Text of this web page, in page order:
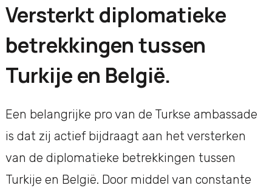
Versterkt diplomatieke
betrekkingen tussen
Turkije en België.
Een belangrijke pro van de Turkse ambassade
is dat zij actief bijdraagt aan het versterken
van de diplomatieke betrekkingen tussen
Turkije en België. Door middel van constante